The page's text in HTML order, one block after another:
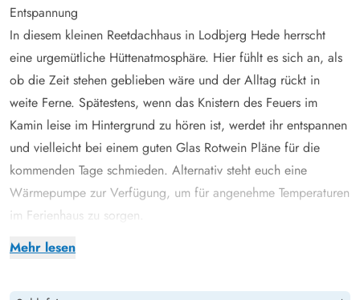
Mehr lesen
Entspannung
In diesem kleinen Reetdachhaus in Lodbjerg Hede herrscht
eine urgemütliche Hüttenatmosphäre. Hier fühlt es sich an, als
ob die Zeit stehen geblieben wäre und der Alltag rückt in
weite Ferne. Spätestens, wenn das Knistern des Feuers im
Kamin leise im Hintergrund zu hören ist, werdet ihr entspannen
und vielleicht bei einem guten Glas Rotwein Pläne für die
kommenden Tage schmieden. Alternativ steht euch eine
Wärmepumpe zur Verfügung, um für angenehme Temperaturen
im Ferienhaus zu sorgen.
Die Küche mit Geschirrspüler steht in offener Verbindung mit